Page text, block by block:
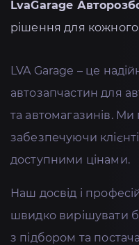
LvaGarage
рішення для кожного
LVA Garage – це
автозапчастин для
та автомагазинів.
забезпечуючи
доступними цінами.
Наш досвід і
швидко вирішувати
з підбором та